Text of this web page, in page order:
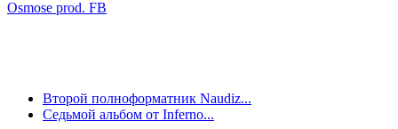
Osmose prod. FB
Второй полноформатник Naudiz...
Седьмой альбом от Inferno...